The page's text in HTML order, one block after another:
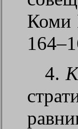
Коми
4.